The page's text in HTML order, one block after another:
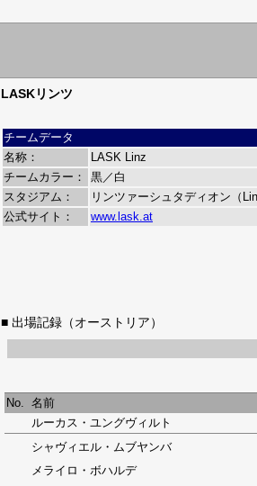
LASKリンツ
チームデータ
名称：
LASK Linz
チームカラー：
黒／白
スタジアム：
リンツァーシュタディオン（
公式サイト：
www.lask.at
■ 出場記録（オーストリア）
No. 名前
ルーカス・ユングヴィルト
シャヴィエル・ムブヤンバ
メライロ・ボハルデ